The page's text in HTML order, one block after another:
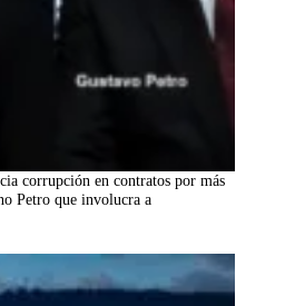
corrupción en contratos por más
Petro que involucra a